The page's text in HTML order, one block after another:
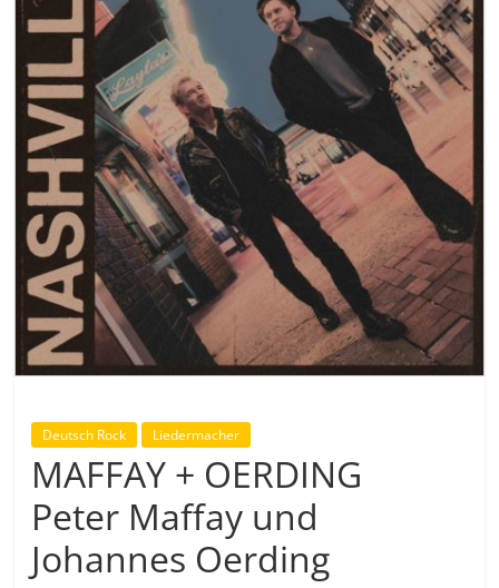
Deutsch Rock Liedermacher
MAFFAY + OERDING
Peter Maffay und
Johannes Oerding